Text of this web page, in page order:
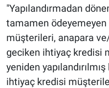
"Yapılandırmadan
tamamen ödeyemeyen
müşterileri, anapara
geciken ihtiyaç kredisi
yeniden
ihtiyaç kredisi